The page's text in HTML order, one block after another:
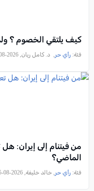
كيف يلتقي الخصوم ؟
فئة: رأي حر , د. كامل ريان, 2026-08-05 15:59:39
من فيتنام إلى إيران:
الماضي؟
فئة: رأي حر , خالد خليفة, 2026-08-05 15:00:37